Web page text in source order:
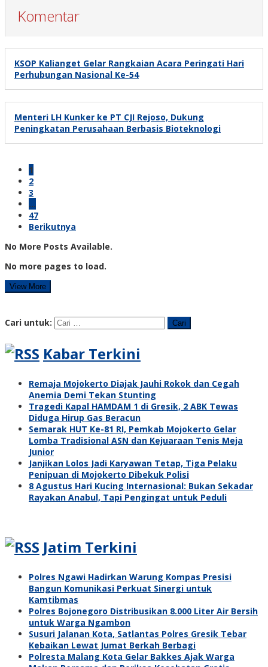
Komentar
KSOP Kalianget Gelar Rangkaian Acara Peringati Hari
Perhubungan Nasional Ke-54
Menteri LH Kunker ke PT CJI Rejoso, Dukung
Peningkatan Perusahaan Berbasis Bioteknologi
1
2
3
…
47
Berikutnya
No More Posts Available.
No more pages to load.
View More
Cari untuk:
Kabar Terkini
Remaja Mojokerto Diajak Jauhi Rokok dan Cegah
Anemia Demi Tekan Stunting
Tragedi Kapal HAMDAM 1 di Gresik, 2 ABK Tewas
Diduga Hirup Gas Beracun
Semarak HUT Ke-81 RI, Pemkab Mojokerto Gelar
Lomba Tradisional ASN dan Kejuaraan Tenis Meja
Junior
Janjikan Lolos Jadi Karyawan Tetap, Tiga Pelaku
Penipuan di Mojokerto Dibekuk Polisi
8 Agustus Hari Kucing Internasional: Bukan Sekadar
Rayakan Anabul, Tapi Pengingat untuk Peduli
Jatim Terkini
Polres Ngawi Hadirkan Warung Kompas Presisi
Bangun Komunikasi Perkuat Sinergi untuk
Kamtibmas
Polres Bojonegoro Distribusikan 8.000 Liter Air Bersih
untuk Warga Ngambon
Susuri Jalanan Kota, Satlantas Polres Gresik Tebar
Kebaikan Lewat Jumat Berkah Berbagi
Polresta Malang Kota Gelar Bakkes Ajak Warga